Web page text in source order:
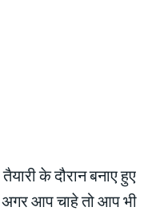
के दौरान बनाए हुए
आप चाहे तो आप भी